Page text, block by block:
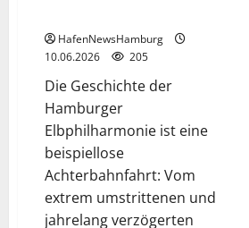
HafenNewsHamburg
10.06.2026
205
Die Geschichte der
Hamburger
Elbphilharmonie ist eine
beispiellose
Achterbahnfahrt: Vom
extrem umstrittenen und
jahrelang verzögerten